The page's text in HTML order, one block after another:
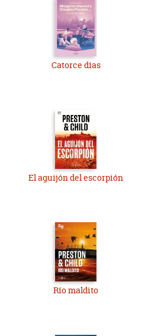
Catorce días
El aguijón del escorpión
Río maldito